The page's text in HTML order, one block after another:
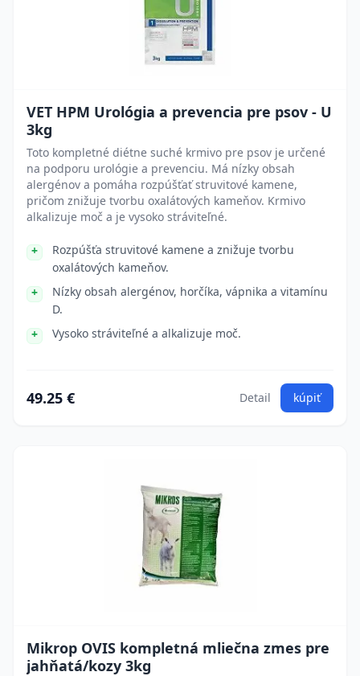
VET HPM Urológia a prevencia pre psov - U
3kg
Toto kompletné diétne suché krmivo pre psov je určené
na podporu urológie a prevenciu. Má nízky obsah
alergénov a pomáha rozpúšťať struvitové kamene,
pričom znižuje tvorbu oxalátových kameňov. Krmivo
alkalizuje moč a je vysoko stráviteľné.
Rozpúšťa struvitové kamene a znižuje tvorbu
oxalátových kameňov.
Nízky obsah alergénov, horčíka, vápnika a vitamínu
D.
Vysoko stráviteľné a alkalizuje moč.
49.25 € Detail kúpiť
Mikrop OVIS kompletná mliečna zmes pre
jahňatá/kozy 3kg